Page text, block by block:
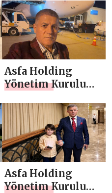
Atasoy `dan 23
Nisan Mesajı
Asfa Holding
Yönetim Kurulu
Atasoy `dan
Ramazan Bayramı
Mesajı
Asfa Holding
Yönetim Kurulu